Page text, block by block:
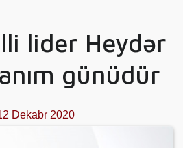
lider Heydər
günüdür
Dekabr 2020